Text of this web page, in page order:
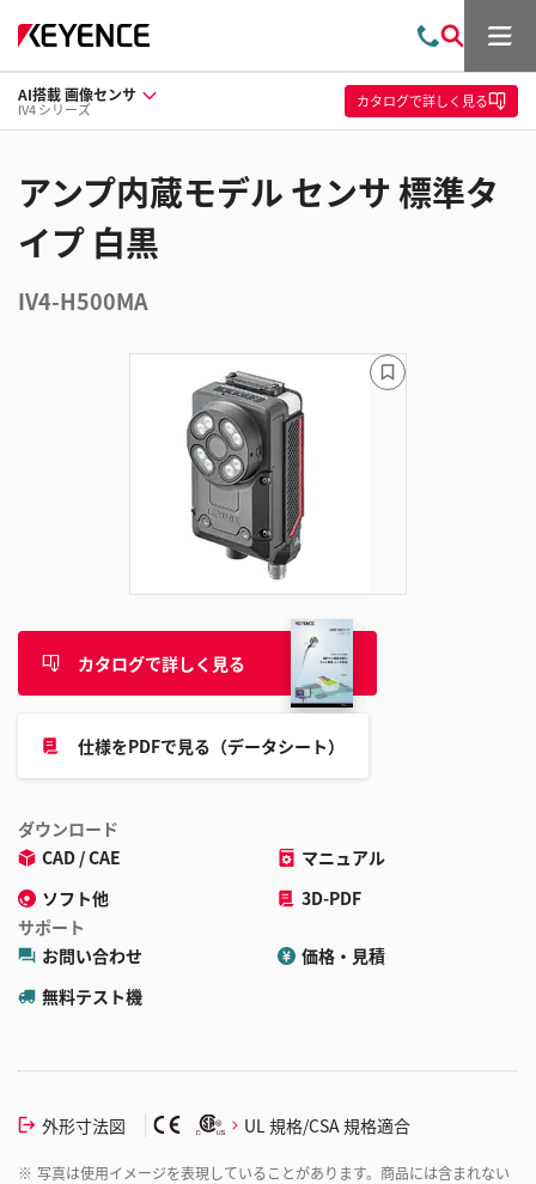
問
い
合
わ
索
メ
ュ
ー
AI搭載 画像センサ
IV4 シリーズ カタログで詳しく見る
アンプ内蔵モデル センサ 標準タ
イプ 白黒
IV4-H500MA
カタログで詳しく見る
仕様をPDFで見る（データシート）
ダウンロード
CAD / CAE
マニュアル
ソフト他
3D-PDF
サポート
お問い合わせ
価格・見積
無料テスト機
外形寸法図 UL 規格/CSA 規格適合
※ 写真は使用イメージを表現していることがあります。商品には含まれない
ブ
ッ